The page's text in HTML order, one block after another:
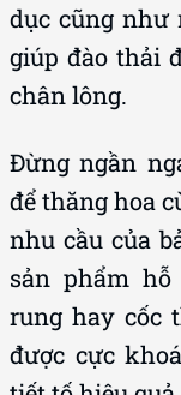
dục cũng như
giúp đào thải
chân lông.
Đừng ngần
để thăng hoa
nhu cầu của
sản phẩm
rung hay cốc
được cực